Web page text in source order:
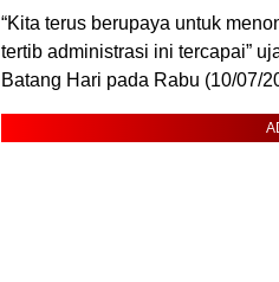
“Kita terus berupaya untuk
tertib administrasi ini tercapai”
Batang Hari pada Rabu (10/07/